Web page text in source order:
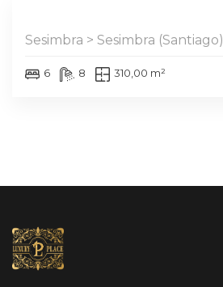
Sesimbra > Sesimbra (Santiago)
6 8 310,00 m²